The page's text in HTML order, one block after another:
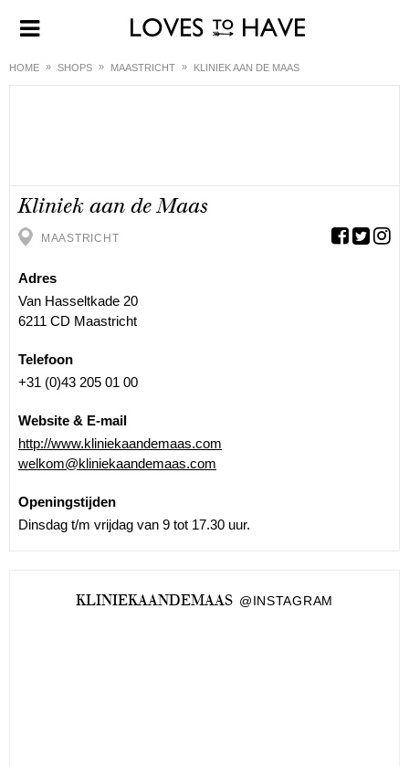
HOME SHOPS MAASTRICHT KLINIEK AAN DE MAAS
Kliniek aan de Maas
MAASTRICHT
Adres
Van Hasseltkade 20
6211 CD Maastricht
Telefoon
+31 (0)43 205 01 00
Website & E-mail
http://www.kliniekaandemaas.com
welkom@kliniekaandemaas.com
Openingstijden
Dinsdag t/m vrijdag van 9 tot 17.30 uur.
KLINIEKAANDEMAAS @INSTAGRAM